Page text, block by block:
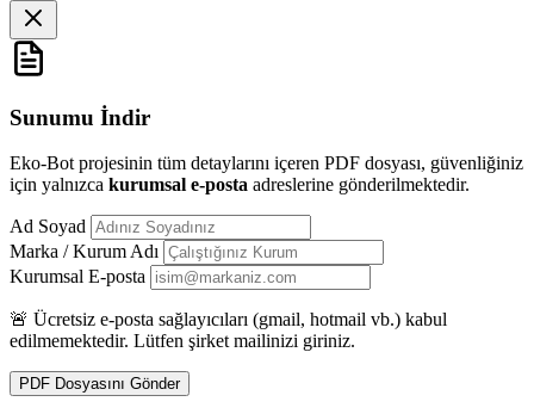
Sunumu İndir
Eko-Bot projesinin tüm detaylarını içeren PDF dosyası, güvenliğiniz
için yalnızca kurumsal e-posta adreslerine gönderilmektedir.
Ad Soyad
Marka / Kurum Adı
Kurumsal E-posta
🚨 Ücretsiz e-posta sağlayıcıları (gmail, hotmail vb.) kabul
edilmemektedir. Lütfen şirket mailinizi giriniz.
PDF Dosyasını Gönder